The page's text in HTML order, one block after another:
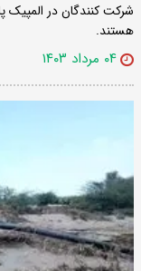
شرکت کنندگان در المپیک
هستند.
۰۴ مرداد ۱۴۰۳